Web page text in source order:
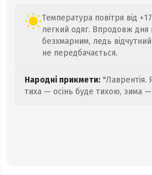
Температура повітря від
легкий одяг. Впродовж дня
безхмарним, ледь
не передбачається.
Народні прикмети: "Лаврентія.
тиха — осінь буде тихою, зима —